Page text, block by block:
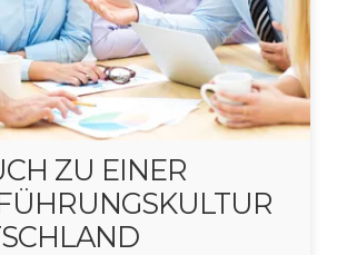
ZU EINER